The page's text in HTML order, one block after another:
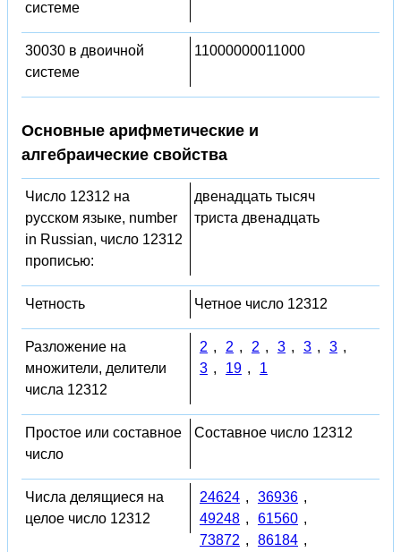
системе
30030 в двоичной
системе
11000000011000
Основные арифметические и
алгебраические свойства
Число 12312 на
русском языке, number
in Russian, число 12312
прописью:
двенадцать тысяч
триста двенадцать
Четность Четное число 12312
Разложение на
множители, делители
числа 12312
2 , 2 , 2 , 3 , 3 , 3 ,
3 , 19 , 1
Простое или составное
число
Составное число 12312
Числа делящиеся на
целое число 12312
24624 , 36936 ,
49248 , 61560 ,
73872 , 86184 ,